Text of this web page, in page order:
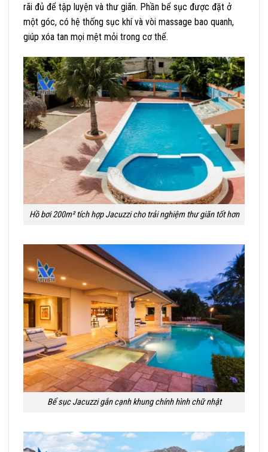
rãi đủ để tập luyện và thư giãn. Phần bể sục được đặt ở
một góc, có hệ thống sục khí và vòi massage bao quanh,
giúp xóa tan mọi mệt mỏi trong cơ thể.
Hồ bơi 200m² tích hợp Jacuzzi cho trải nghiệm thư giãn tốt hơn
Bể sục Jacuzzi gắn cạnh khung chính hình chữ nhật